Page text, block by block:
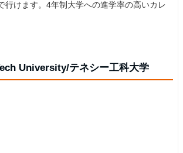
行けます。4年制大学への進学率の高いカレ
University/テネシー工科大学